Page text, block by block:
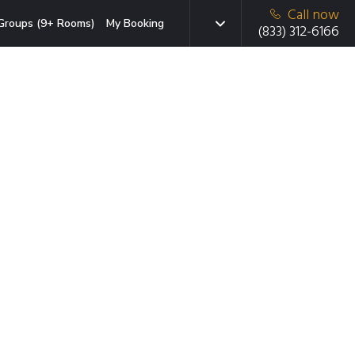
(9+ Rooms) My Booking
Call now
(833) 312-6166